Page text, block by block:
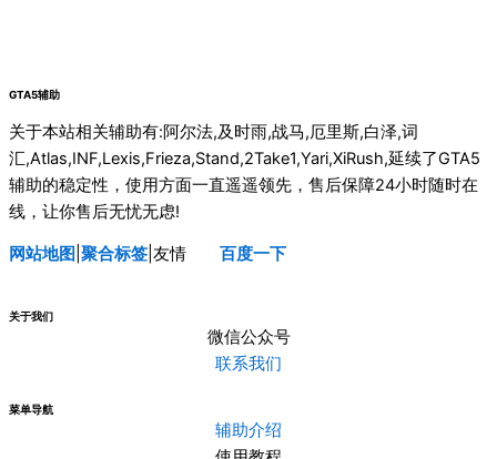
GTA5辅助
关于本站相关辅助有:阿尔法,及时雨,战马,厄里斯,白泽,词
汇,Atlas,INF,Lexis,Frieza,Stand,2Take1,Yari,XiRush,延续了GTA5
辅助的稳定性，使用方面一直遥遥领先，售后保障24小时随时在
线，让你售后无忧无虑!
网站地图 聚合标签 |友情 百度一下
关于我们
微信公众号
联系我们
菜单导航
辅助介绍